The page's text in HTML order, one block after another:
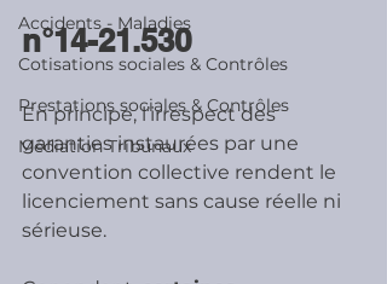
Accidents - Maladies
Cotisations sociales & Contrôles
Prestations sociales & Contrôles
Médiation Tribunaux
n°14-21.530
En principe, l’irrespect des
garanties instaurées par une
convention collective rendent le
licenciement sans cause réelle ni
sérieuse.